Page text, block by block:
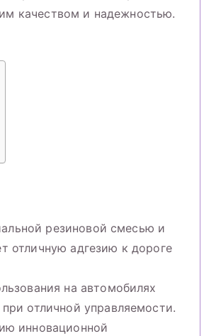
качеством и надежностью.
резиновой смесью и
отличную адгезию к дороге
на автомобилях
отличной управляемости.
инновационной